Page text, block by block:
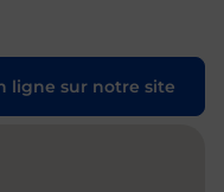
ligne sur notre site